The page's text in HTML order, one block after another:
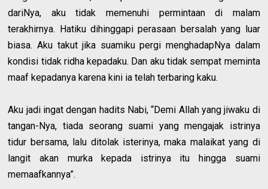
dariNya, aku tidak memenuhi permintaan di malam
terakhirnya. Hatiku dihinggapi perasaan bersalah yang luar
biasa. Aku takut jika suamiku pergi menghadapNya dalam
kondisi tidak ridha kepadaku. Dan aku tidak sempat meminta
maaf kepadanya karena kini ia telah terbaring kaku.
Aku jadi ingat dengan hadits Nabi, “Demi Allah yang jiwaku di
tangan-Nya, tiada seorang suami yang mengajak istrinya
tidur bersama, lalu ditolak isterinya, maka malaikat yang di
langit akan murka kepada istrinya itu hingga suami
memaafkannya”.